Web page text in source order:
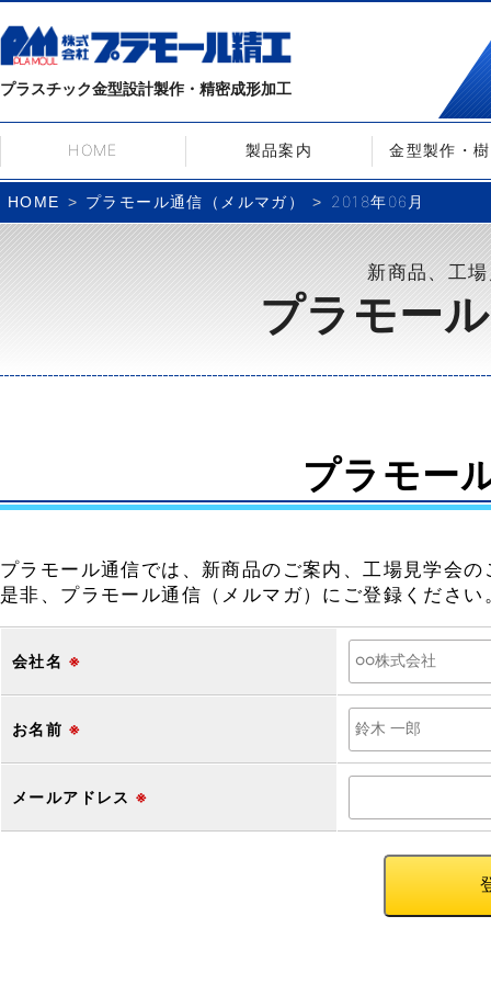
プラスチック金型設計製作・精密成形加工
HOME 製品案内 金型製作・
HOME プラモール通信（メルマガ） 2018年06月
新商品、工
プラモー
プラモー
プラモール通信では、新商品のご案内、工場見学会
是非、プラモール通信（メルマガ）にご登録ください
会社名 ※
お名前 ※
メールアドレス ※